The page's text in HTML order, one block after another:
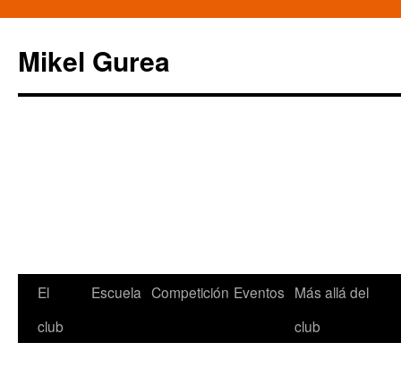
Mikel Gurea
Saltar
El
club
Escuela Competición Eventos Más allá del
club